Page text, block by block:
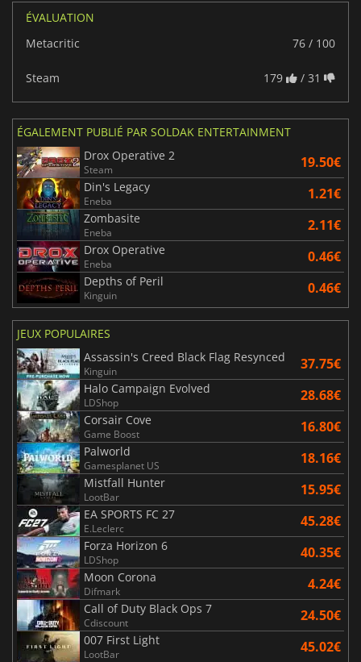
ÉVALUATION
Metacritic
76 / 100
Steam 179 / 31
ÉGALEMENT PUBLIÉ PAR SOLDAK ENTERTAINMENT
Drox Operative 2
Steam 19.50€
Din's Legacy
Eneba 1.21€
Zombasite
Eneba 2.11€
Drox Operative
Eneba 0.46€
Depths of Peril
Kinguin 0.46€
JEUX POPULAIRES
Assassin's Creed Black Flag Resynced
Kinguin 37.75€
Halo Campaign Evolved
LDShop 28.68€
Corsair Cove
Game Boost 16.80€
Palworld
Gamesplanet US 18.16€
Mistfall Hunter
LootBar 15.95€
EA SPORTS FC 27
E.Leclerc 45.28€
Forza Horizon 6
LDShop 40.35€
Moon Corona
Difmark 4.24€
Call of Duty Black Ops 7
Cdiscount 24.50€
007 First Light
LootBar 45.02€